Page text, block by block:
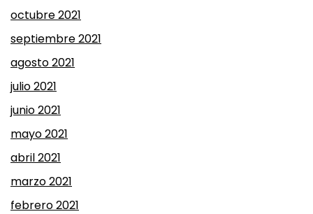
octubre 2021
septiembre 2021
agosto 2021
julio 2021
junio 2021
mayo 2021
abril 2021
marzo 2021
febrero 2021